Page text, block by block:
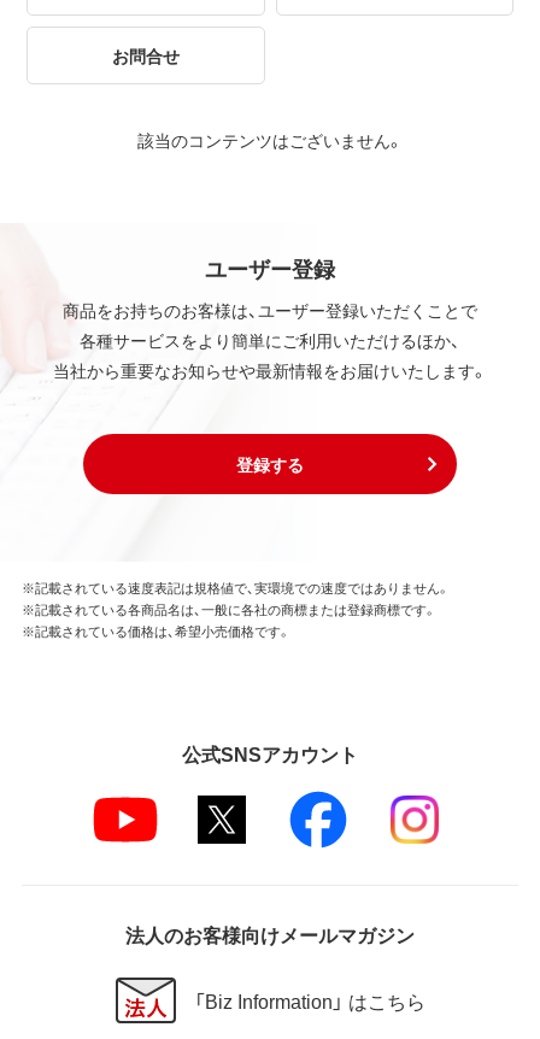
お問合せ
該当のコンテンツはございません。
ユーザー登録
商品をお持ちのお客様は、ユーザー登録いただくことで
各種サービスをより簡単にご利用いただけるほか、
当社から重要なお知らせや最新情報をお届けいたします。
登録する
※記載されている速度表記は規格値で、実環境での速度ではありません。
※記載されている各商品名は、一般に各社の商標または登録商標です。
※記載されている価格は、希望小売価格です。
公式SNSアカウント
法人のお客様向けメールマガジン
「Biz Information」 はこちら